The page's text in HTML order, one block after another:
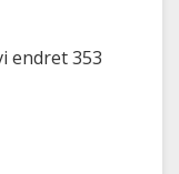
endret 353